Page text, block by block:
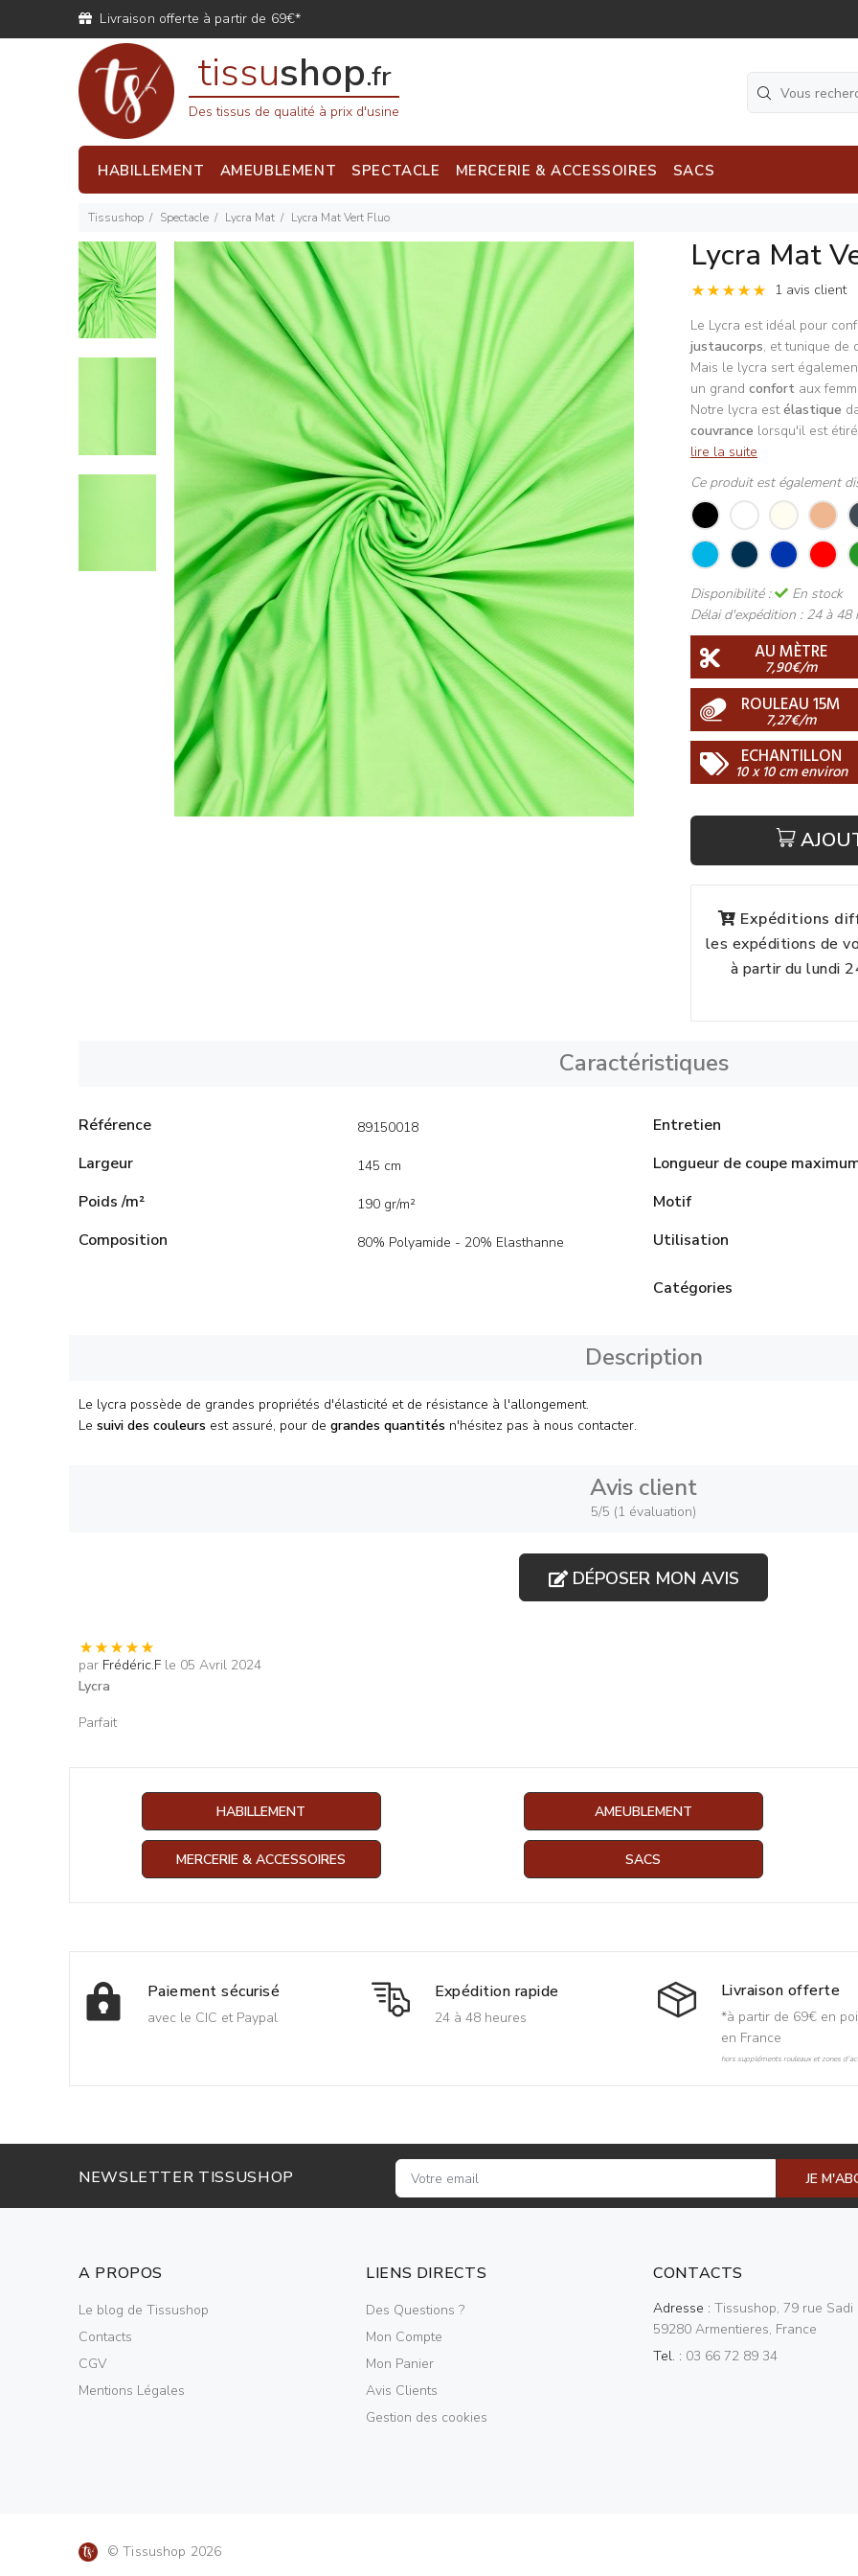
Livraison offerte à partir de 69€*
tissushop.fr
Des tissus de qualité à prix d'usine
HABILLEMENT AMEUBLEMENT SPECTACLE MERCERIE & ACCESSOIRES SACS
Tissushop Spectacle Lycra Mat Lycra Mat Vert Fluo
Lycra Mat
1 avis client
Le Lycra est idéal pour
justaucorps, et tunique de
Mais le lycra sert
un grand confort aux
Notre lycra estélastique
couvrance lorsqu'il est
lire la suite
Ce produit est également
Disponibilité :
En stock
Délai d'expédition : 24 à 48
AU MÈTRE
7,90€/m
ROULEAU 15M
7,27€/m
ECHANTILLON
10 x 10 cm environ
Expéditions
les expéditions de
à partir du lundi
Caractéristiques
Référence 89150018
Largeur 145 cm
Poids /m² 190 gr/m²
Composition 80% Polyamide - 20% Elasthanne
Entretien
Longueur de coupe
Motif
Utilisation
Catégories
Description
Le lycra possède de grandes propriétés d'élasticité et de résistance à l'allongement.
Le suivi des couleurs est assuré, pour de grandes quantités n'hésitez pas à nous contacter.
Avis client
5/5 (1 évaluation)
DÉPOSER MON AVIS
par Frédéric.F le 05 Avril 2024
Lycra
Parfait
HABILLEMENT AMEUBLEMENT
MERCERIE & ACCESSOIRES SACS
Paiement sécurisé
avec le CIC et Paypal
Expédition rapide
24 à 48 heures
Livraison offerte
*à partir de 69€ en
en France
hors suppléments rouleaux et zones
NEWSLETTER TISSUSHOP JE
A PROPOS
Le blog de Tissushop
Contacts
CGV
Mentions Légales
LIENS DIRECTS
Des Questions ?
Mon Compte
Mon Panier
Avis Clients
Gestion des cookies
CONTACTS
Adresse : Tissushop, 79 rue Sadi
59280 Armentieres, France
Tel. : 03 66 72 89 34
© Tissushop 2026